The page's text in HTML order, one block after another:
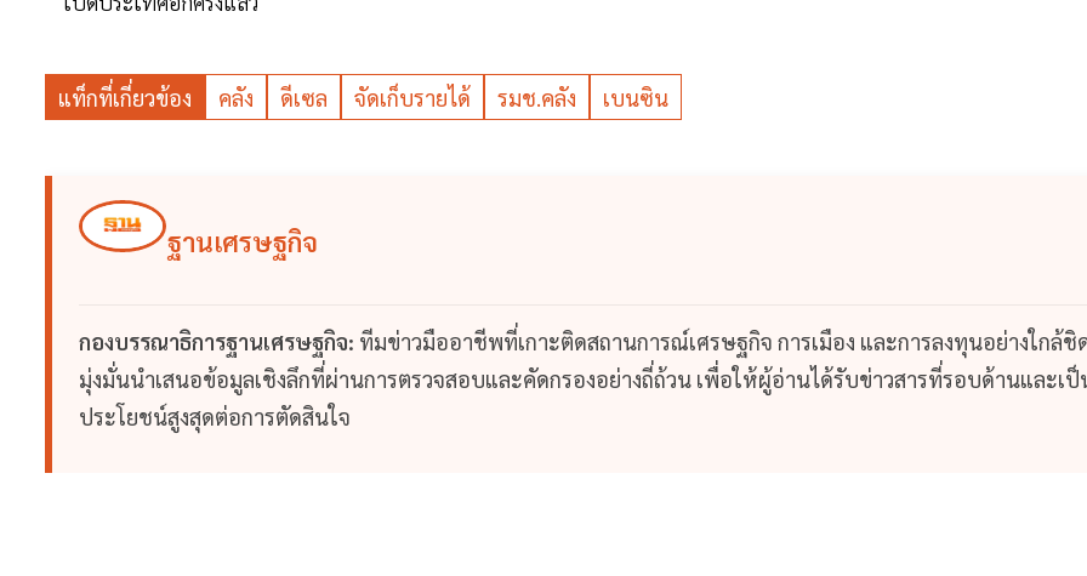
แท็กที่เกี่ยวข้อง คลัง ดีเซล จัดเก็บรายได้ รมช.คลัง เบนซิน
ฐานเศรษฐกิจ
กองบรรณาธิการฐานเศรษฐกิจ: ทีมข่าวมืออาชีพที่เกาะติดสถานการณ์เศรษฐกิจ การเมือง และการลงทุนอย่างใกล้ชิ
มุ่งมั่นนำเสนอข้อมูลเชิงลึกที่ผ่านการตรวจสอบและคัดกรองอย่างถี่ถ้วน เพื่อให้ผู้อ่านได้รับข่าวสารที่รอบด้านและเป็
ประโยชน์สูงสุดต่อการตัดสินใจ